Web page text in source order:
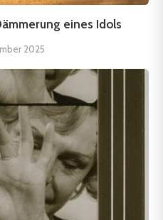
eines Idols
2025